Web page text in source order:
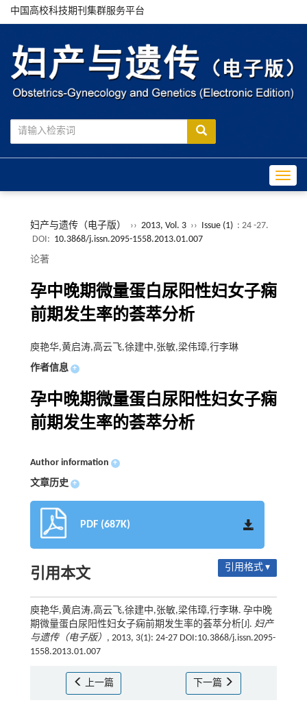
中国高校科技期刊集群服务平台
妇产与遗传（电子版） ›› 2013, Vol. 3 ›› Issue (1) : 24 -27.
DOI: 10.3868/j.issn.2095-1558.2013.01.007
论著
孕中晚期微量蛋白尿阳性妇女子痫
前期发生率的荟萃分析
庾艳华,黄启涛,高云飞,徐建中,张敏,梁伟璋,行李琳
作者信息 +
孕中晚期微量蛋白尿阳性妇女子痫
前期发生率的荟萃分析
Author information +
文章历史 +
PDF (687K)
引用本文 引用格式 ▾
庾艳华,黄启涛,高云飞,徐建中,张敏,梁伟璋,行李琳. 孕中晚
期微量蛋白尿阳性妇女子痫前期发生率的荟萃分析[J]. 妇产
与遗传（电子版） , 2013, 3(1): 24-27 DOI:10.3868/j.issn.2095-
1558.2013.01.007
上一篇 下一篇